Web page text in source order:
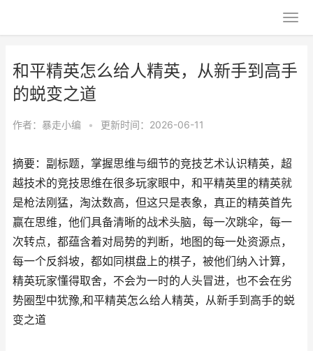
和平精英怎么给人精英，从新手到高手
的蜕变之道
作者： 暴走小编 • 更新时间：2026-06-11
摘要：副标题，掌握思维与细节的竞技艺术认识精英，超
越技术的竞技思维在很多玩家眼中，和平精英里的精英就
是枪法刚猛，淘汰数高，但这只是表象，真正的精英首先
赢在思维，他们具备清晰的战术头脑，每一次跳伞，每一
次转点，都蕴含着对局势的判断，地图的每一处资源点，
每一个反斜坡，都如同棋盘上的棋子，被他们纳入计算，
精英玩家懂得取舍，不会为一时的人头冒进，也不会在劣
势圈型中犹豫,和平精英怎么给人精英，从新手到高手的蜕
变之道